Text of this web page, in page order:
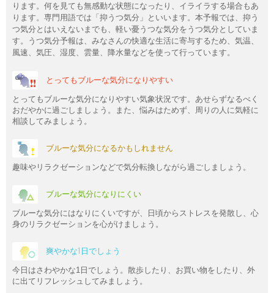
ります。何を見ても無感動な状態になったり、イライラする場合もあ
ります。専門用語では「抑うつ気分」といいます。本予報では、抑う
つ気分とはいえないまでも、軽い憂うつな気分をうつ気分としていま
す。うつ気分予報は、みなさんの快適な生活に寄与するため、気温、
風速、気圧、湿度、雲量、降水量などを使って行っています。
とってもブルーな気分になりやすい
とってもブルーな気分になりやすい気象状況です。あせらずなるべく
おだやかに過ごしましょう。また、悩みはためず、周りの人に気軽に
相談してみましょう。
ブルーな気分になるかもしれません
趣味やリラクゼーションなどで気分転換しながら過ごしましょう。
ブルーな気分になりにくい
ブルーな気分にはなりにくいですが、日頃からストレスを発散し、心
身のリラクゼーションを心がけましょう。
爽やかな1日でしょう
今日はさわやかな1日でしょう。散歩したり、お買い物をしたり、外
に出てリフレッシュしてみましょう。